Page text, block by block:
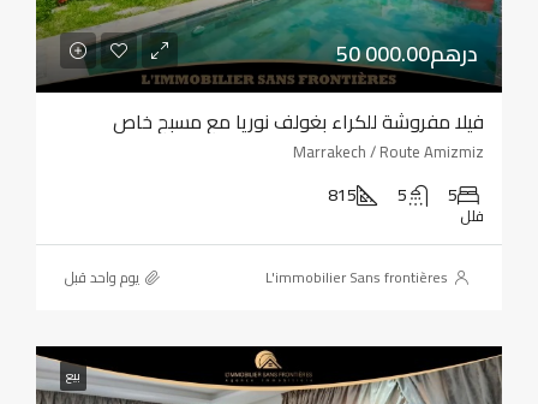
50 000.00درهم
فيلا مفروشة للكراء بغولف نوريا مع مسبح خاص
Marrakech / Route Amizmiz
5
5
815
فلل
L'immobilier Sans frontières ‏يوم واحد قبل
بيع